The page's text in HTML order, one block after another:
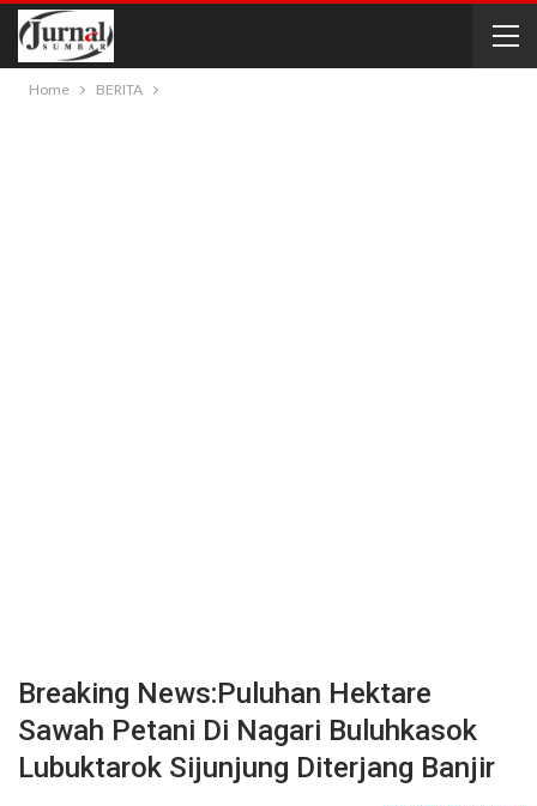
Home BERITA
Breaking News:Puluhan Hektare
Sawah Petani Di Nagari Buluhkasok
Lubuktarok Sijunjung Diterjang Banjir